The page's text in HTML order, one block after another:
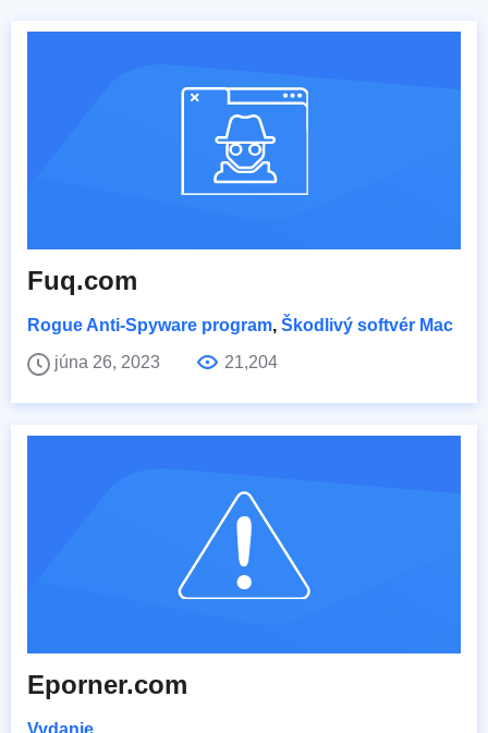
Fuq.com
Rogue Anti-Spyware program, Škodlivý softvér Mac
júna 26, 2023
21,204
Eporner.com
Vydanie